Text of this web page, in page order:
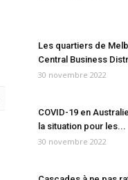
Les quartiers de
Central Business
30 novembre 2022
COVID-19 en
la situation pour les...
30 novembre 2022